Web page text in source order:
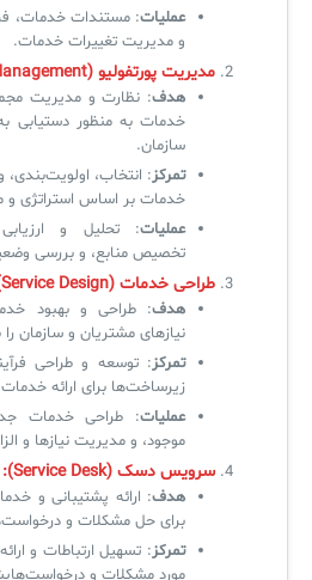
عملیات: مستندات خدمات،
و مدیریت تغییرات خدمات.
مدیریت پورتفولیو (Portfolio Management):
هدف: نظارت و مدیریت
خدمات به منظور دستیابی
سازمان.
تمرکز: انتخاب،
خدمات بر اساس استراتژی و
عملیات: تحلیل و ارزیابی
تخصیص منابع، و بررسی
طراحی خدمات (Service Design):
هدف: طراحی و بهبود
نیازهای مشتریان و سازمان را
تمرکز: توسعه و طراحی
زیرساخت‌ها برای ارائه خدمات
عملیات: طراحی خدمات
موجود، و مدیریت نیازها و
سرویس دسک (Service Desk):
هدف: ارائه پشتیبانی و
برای حل مشکلات و
تمرکز: تسهیل ارتباطات و
مورد مشکلات و
سامانه مدیریت پشتیبانی مشتریان
Malware Protection Plus
سامانه مدیریت دسترسی ممتاز
سامانه مدیریت و مانیتورینگ شبکه